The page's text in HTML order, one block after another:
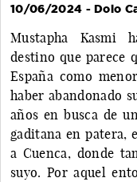
10/06/2024 - Dolo
Mustapha Kasmi
destino que parece
España como
haber abandonado
años en busca de
gaditana en patera,
a Cuenca, donde
suyo. Por aquel